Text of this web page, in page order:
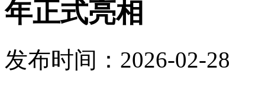
年正式亮相
发布时间：2026-02-28